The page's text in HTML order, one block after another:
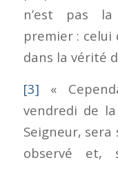
n’est pas
premier : celui
dans la vérité
[3] «
vendredi de
Seigneur,
observé et,